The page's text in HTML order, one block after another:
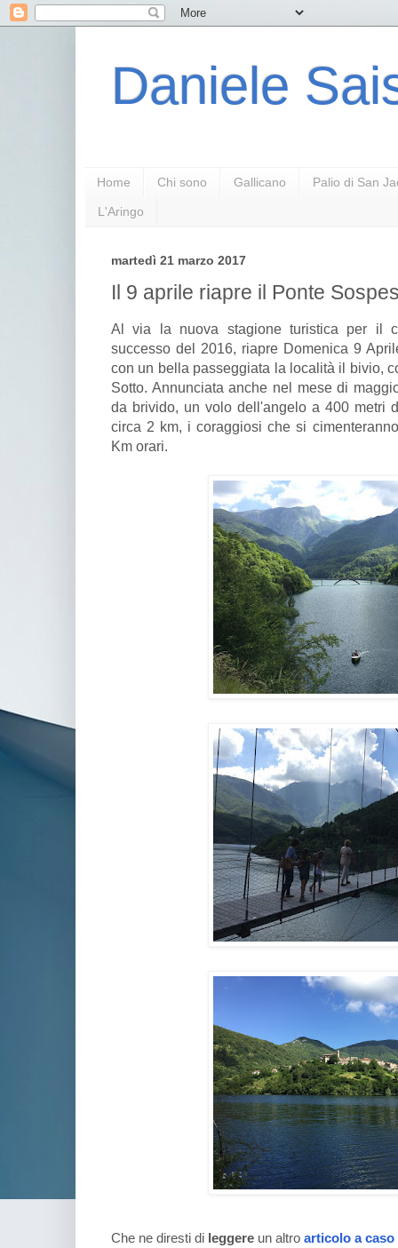
Daniele
Home Chi sono Gallicano Palio di San
L'Aringo
martedì 21 marzo 2017
Il 9 aprile riapre il Ponte
Al via la nuova stagione turistica per il
successo del 2016, riapre Domenica 9
con un bella passeggiata la località il bivio,
Sotto. Annunciata anche nel mese di
da brivido, un volo dell'angelo a 400 metri
circa 2 km, i coraggiosi che si
Km orari.
Che ne diresti di leggere un altro articolo a caso